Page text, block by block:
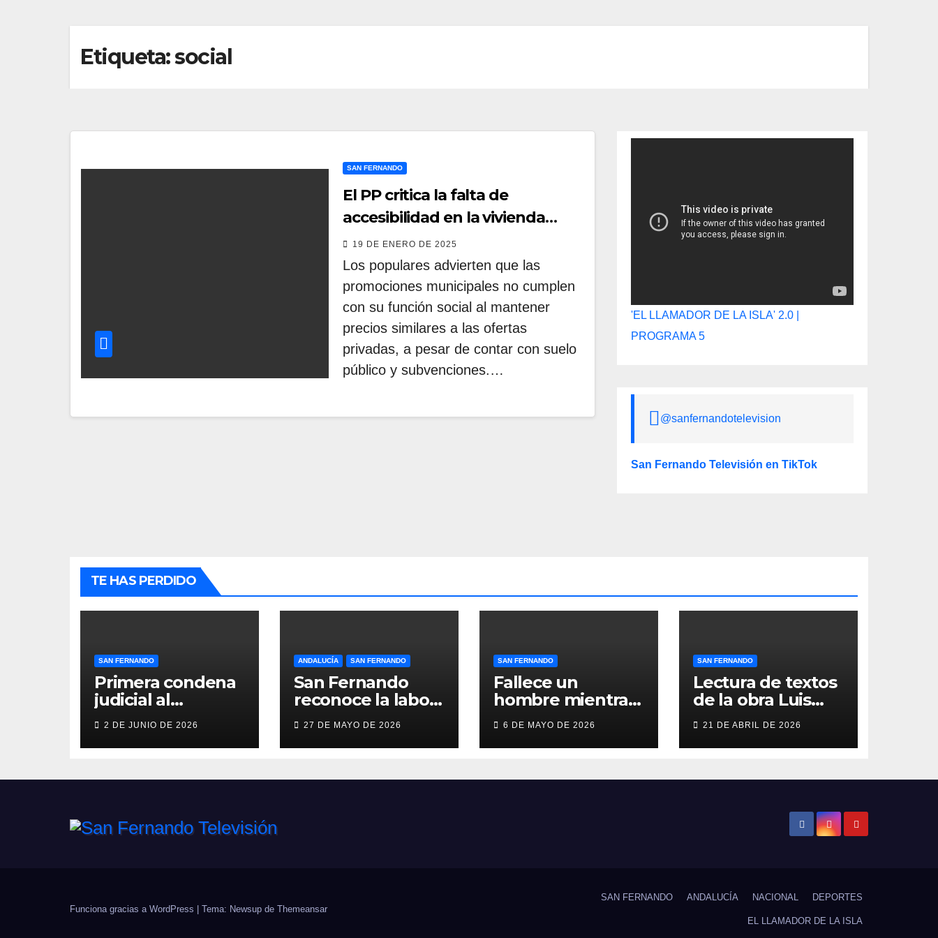
Etiqueta:social
SAN FERNANDO
El PP critica la falta de
accesibilidad en la vivienda
pública de San Fernando y
propone soluciones reales para
las familias
19 DE ENERO DE 2025
Los populares advierten que las
promociones municipales no cumplen
con su función social al mantener
precios similares a las ofertas
privadas, a pesar de contar con suelo
público y subvenciones.…
'EL LLAMADOR DE LA ISLA' 2.0 |
PROGRAMA 5
@sanfernandotelevision
San Fernando Televisión en TikTok
TE HAS PERDIDO
SAN FERNANDO
Primera condena
judicial al
Ayuntamiento de
San Fernando por
negar
acto de servicio
2 DE JUNIO DE 2026
ANDALUCÍA SAN FERNANDO
San Fernando
reconoce la labor
solidaria y el
compromiso
social de Juan y
27 DE MAYO DE 2026
SAN FERNANDO
Fallece un
hombre mientras
practicaba
deporte en un
gimnasio de San
6 DE MAYO DE 2026
SAN FERNANDO
Lectura de textos
de la obra Luis
Berenguer en la
Galería ERA
21 DE ABRIL DE 2026
Funciona gracias a WordPress | Tema: Newsup de Themeansar
SAN FERNANDO ANDALUCÍA NACIONAL DEPORTES
EL LLAMADOR DE LA ISLA